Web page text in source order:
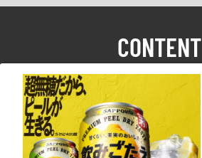
CONTENT
コンテンツ